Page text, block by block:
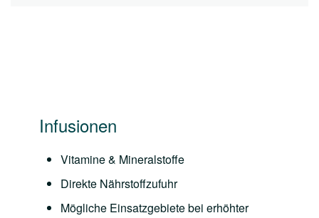
Infusionen
Vitamine & Mineralstoffe
Direkte Nährstoffzufuhr
Mögliche Einsatzgebiete bei erhöhter